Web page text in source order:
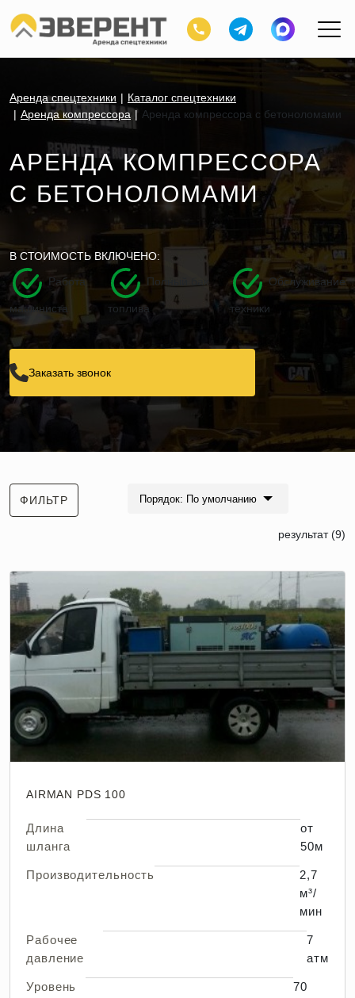
Аренда спецтехники
Каталог спецтехники
Аренда компрессора
Аренда компрессора с бетоноломами
АРЕНДА КОМПРЕССОРА
С БЕТОНОЛОМАМИ
В СТОИМОСТЬ ВКЛЮЧЕНО:
Работа
машиниста
Полный бак
топлива
Обслуживание
техники
Заказать звонок
ФИЛЬТР Порядок: По умолчанию
результат (9)
AIRMAN PDS 100
Длина
шланга
от
50м
Производительность
2,7
м³/
мин
Рабочее
давление
7
атм
Уровень
70